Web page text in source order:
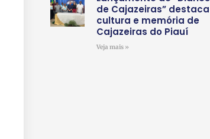
de Cajazeiras” destaca
cultura e memória de
Cajazeiras do Piauí
Veja mais »